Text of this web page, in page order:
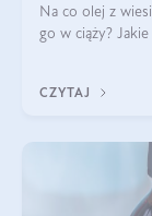
Na co olej z
go w ciąży?
CZYTAJ